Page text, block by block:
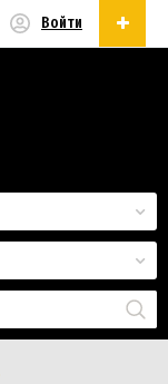
Войти